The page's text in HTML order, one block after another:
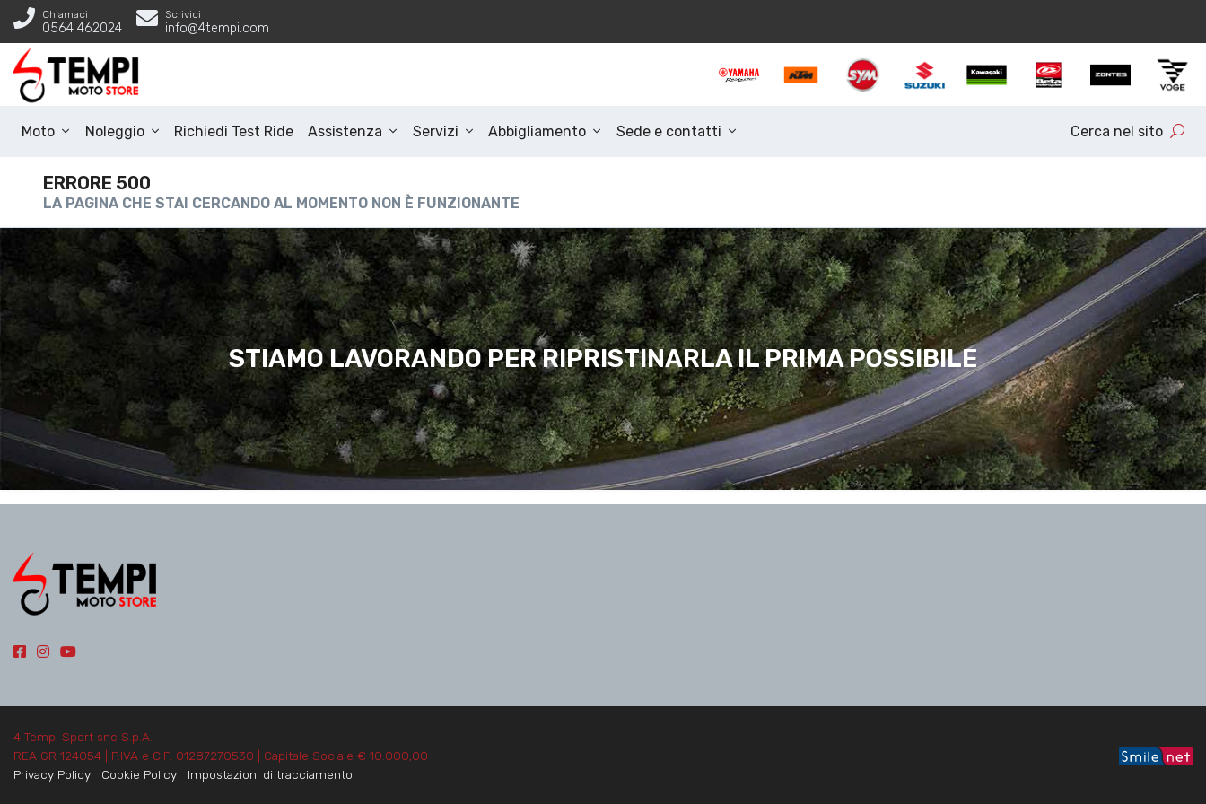
Chiamaci
0564 462024
Scrivici
info@4tempi.com
Moto Noleggio Richiedi Test Ride Assistenza Servizi Abbigliamento Sede e contatti Cerca nel sito
ERRORE 500
LA PAGINA CHE STAI CERCANDO AL MOMENTO NON È FUNZIONANTE
STIAMO LAVORANDO PER RIPRISTINARLA IL PRIMA POSSIBILE
4 Tempi Sport snc S.p.A.
REA GR 124054 | P.IVA e C.F. 01287270530 | Capitale Sociale € 10.000,00
Privacy Policy
Cookie Policy Impostazioni di tracciamento